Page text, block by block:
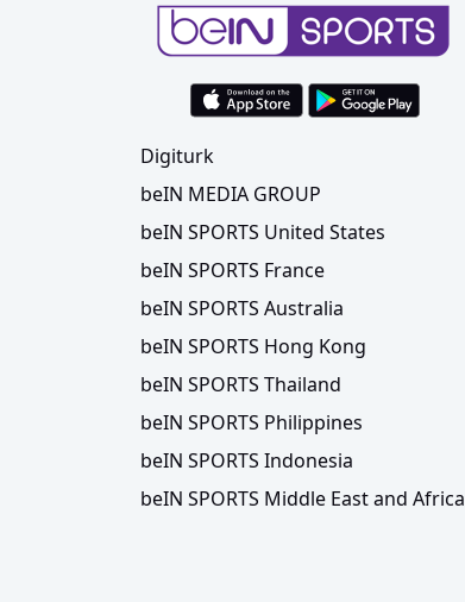
Digiturk
beIN MEDIA GROUP
beIN SPORTS United States
beIN SPORTS France
beIN SPORTS Australia
beIN SPORTS Hong Kong
beIN SPORTS Thailand
beIN SPORTS Philippines
beIN SPORTS Indonesia
beIN SPORTS Middle East and Africa